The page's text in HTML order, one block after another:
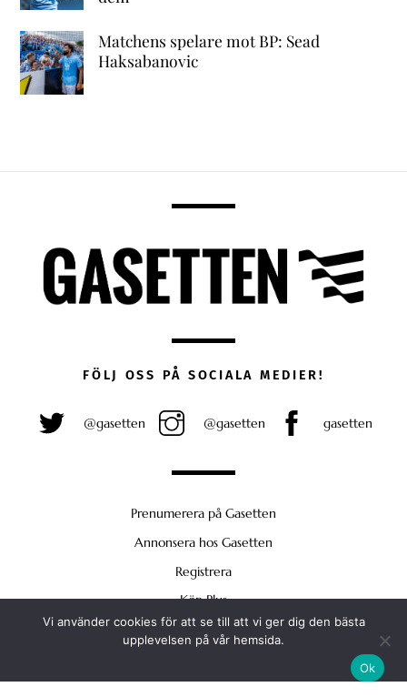
Matchens spelare mot BP: Sead
Haksabanovic
To
Top
FÖLJ OSS PÅ SOCIALA MEDIER!
@gasetten @gasetten gasetten
Prenumerera på Gasetten
Annonsera hos Gasetten
Registrera
Köp Plus
Vi använder cookies för att se till att vi ger dig den bästa
upplevelsen på vår hemsida.
Ok